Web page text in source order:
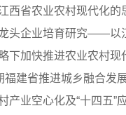
西省农业农村现代化的
头企业培育研究——以
加快推进农业农村现代化
建省推进城乡融合发展的
产业空心化及“十四五”